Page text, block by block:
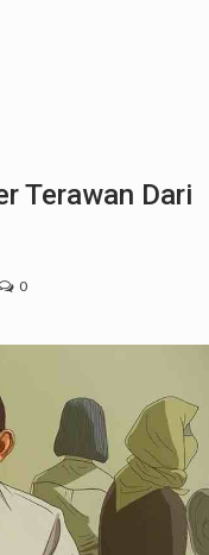
Terawan Dari
0